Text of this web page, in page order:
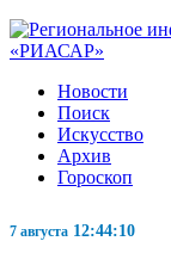
«РИАСАР»
Новости
Поиск
Искусство
Архив
Гороскоп
7 августа 12:44:11